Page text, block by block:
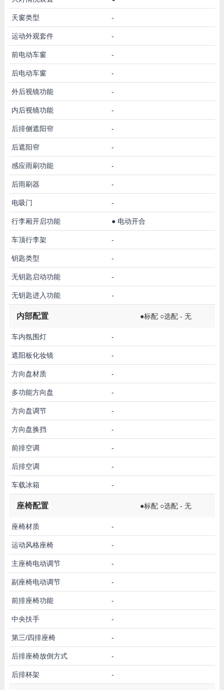
天窗类型 -
运动外观套件 -
前电动车窗 -
后电动车窗 -
外后视镜功能 -
内后视镜功能 -
后排侧遮阳帘 -
后遮阳帘 -
感应雨刷功能 -
后雨刷器 -
电吸门 -
行李厢开启功能 ● 电动开合
车顶行李架 -
钥匙类型 -
无钥匙启动功能 -
无钥匙进入功能 -
内部配置 ●标配 ○选配 - 无
车内氛围灯 -
遮阳板化妆镜 -
方向盘材质 -
多功能方向盘 -
方向盘调节 -
方向盘换挡 -
前排空调 -
后排空调 -
车载冰箱 -
座椅配置 ●标配 ○选配 - 无
座椅材质 -
运动风格座椅 -
主座椅电动调节 -
副座椅电动调节 -
前排座椅功能 -
中央扶手 -
第三/四排座椅 -
后排座椅放倒方式 -
后排杯架 -